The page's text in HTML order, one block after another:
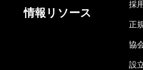
情報リソース
採
正
協
設